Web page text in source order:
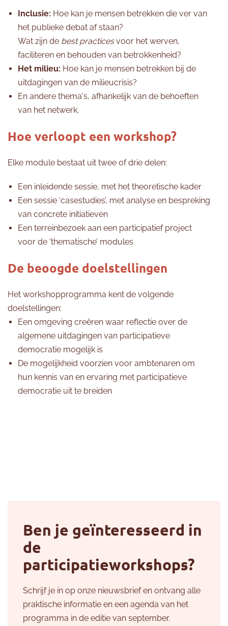
Inclusie: Hoe kan je mensen betrekken die ver van
het publieke debat af staan?
Wat zijn de best practicesvoor het werven,
faciliteren en behouden van betrokkenheid?
Het milieu: Hoe kan je mensen betrekken bij de
uitdagingen van de milieucrisis?
En andere thema's, afhankelijk van de behoeften
van het netwerk.
Hoe verloopt een workshop?
Elke module bestaat uit twee of drie delen:
Een inleidende sessie, met het theoretische kader
Een sessie ‘casestudies’, met analyse en bespreking
van concrete initiatieven
Een terreinbezoek aan een participatief project
voor de ‘thematische’ modules
De beoogde doelstellingen
Het workshopprogramma kent de volgende
doelstellingen:
Een omgeving creëren waar reflectie over de
algemene uitdagingen van participatieve
democratie mogelijk is
De mogelijkheid voorzien voor ambtenaren om
hun kennis van en ervaring met participatieve
democratie uit te breiden
Ben je geïnteresseerd in
de
participatieworkshops?
Schrijf je in op onze nieuwsbrief en ontvang alle
praktische informatie en een agenda van het
programma in de editie van september.